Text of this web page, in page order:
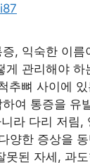
, 익숙한 이름
게 관리해야 하
추뼈 사이에
여 통증을 유
라 다리 저림,
양한 증상을
못된 자세, 과